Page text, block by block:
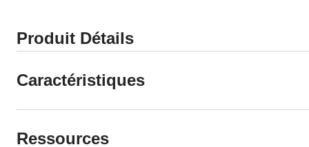
Produit Détails
Caractéristiques
Ressources